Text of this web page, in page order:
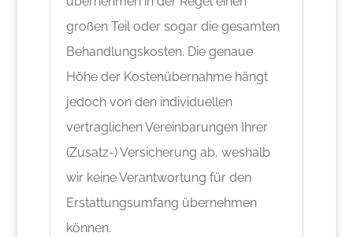
großen Teil oder sogar die gesamten
Behandlungskosten. Die genaue
Höhe der Kostenübernahme hängt
jedoch von den individuellen
vertraglichen Vereinbarungen Ihrer
(Zusatz-) Versicherung ab, weshalb
wir keine Verantwortung für den
Erstattungsumfang übernehmen
können.